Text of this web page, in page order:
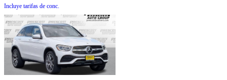
Incluye tarifas de conc.